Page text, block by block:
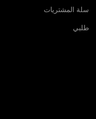
سلة المشتريات
طلبي